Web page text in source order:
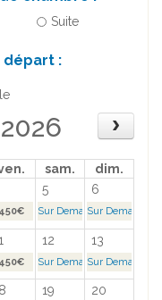
Suite
départ :
sam.
dim.
5 6
>
450€ Sur Demande >Sur Demande >
12 13
>
450€ Sur Demande >Sur Demande >
19 20